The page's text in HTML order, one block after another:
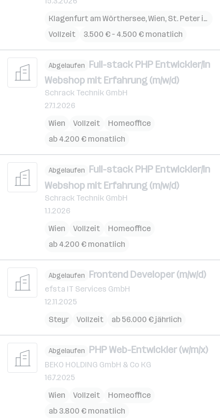
Klagenfurt am Wörthersee,Wien, St. Peter in der Au
Vollzeit
3.500 € – 4.500 € monatlich
Abgelaufen Full-stack PHP Entwickler/in
Webshop mit Erfahrung (m/w/d)
Schrack Technik GmbH
27.1.2026
Wien
Vollzeit
Homeoffice
ab 4.200 € monatlich
Abgelaufen Full-stack PHP Entwickler/in
Webshop mit Erfahrung (m/w/d)
Schrack Technik GmbH
1.1.2026
Wien
Vollzeit
Homeoffice
ab 4.200 € monatlich
Abgelaufen Frontend Developer (m/w/d)
efsta IT Services GmbH
12.11.2025
Steyr
Vollzeit ab 56.000 € jährlich
Abgelaufen PHP Web-Entwickler (w/m/x)
BEKO HOLDING GmbH & Co KG
16.7.2025
Wien
Vollzeit
Homeoffice
ab 3.800 € monatlich